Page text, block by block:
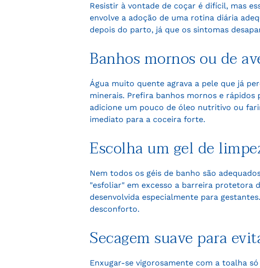
Resistir à vontade de coçar é difícil, mas
envolve a adoção de uma rotina diária
depois do parto, já que os sintomas
Banhos mornos ou de
Água muito quente agrava a pele que já
minerais. Prefira banhos mornos e
adicione um pouco de óleo nutritivo ou
imediato para a coceira forte.
Escolha um gel de
Nem todos os géis de banho são
"esfoliar" em excesso a barreira protetora
desenvolvida especialmente para
desconforto.
Secagem suave para
Enxugar-se vigorosamente com a toalha